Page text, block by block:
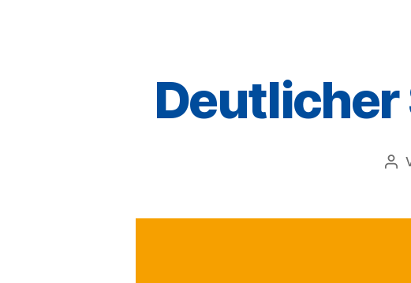
Deutlicher